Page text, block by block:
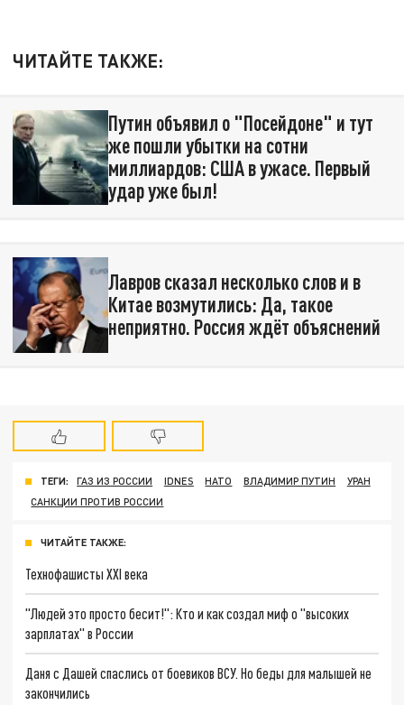
ЧИТАЙТЕ ТАКЖЕ:
Путин объявил о "Посейдоне" и тут
же пошли убытки на сотни
миллиардов: США в ужасе. Первый
удар уже был!
Лавров сказал несколько слов и в
Китае возмутились: Да, такое
неприятно. Россия ждёт объяснений
ТЕГИ: ГАЗ ИЗ РОССИИ IDNES НАТО ВЛАДИМИР ПУТИН
УРАН
САНКЦИИ ПРОТИВ РОССИИ
ЧИТАЙТЕ ТАКЖЕ:
Технофашисты XXI века
"Людей это просто бесит!": Кто и как создал миф о "высоких
зарплатах" в России
Даня с Дашей спаслись от боевиков ВСУ. Но беды для малышей не
закончились